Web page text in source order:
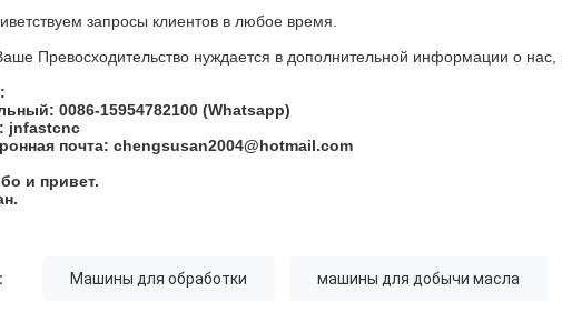
запросы клиентов в любое время.
Превосходительство нуждается в дополнительной информации о нас,
0086-15954782100 (Whatsapp)
jnfastcnc
почта: chengsusan2004@hotmail.com
и привет.
Машины для обработки машины для добычи масла